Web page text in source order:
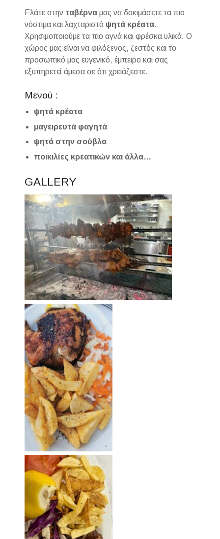
Ελάτε στην ταβέρνα μας να δοκιμάσετε τα πιο
νόστιμα και λαχταριστά ψητά κρέατα.
Χρησιμοποιούμε τα πιο αγνά και φρέσκα υλικά. Ο
χώρος μας είναι να φιλόξενος, ζεστός και το
προσωπικό μας ευγενικό, έμπειρο και σας
εξυπηρετεί άμεσα σε ότι χρειάζεστε.
Μενού :
ψητά κρέατα
μαγειρευτά φαγητά
ψητά στην σούβλα
ποικιλίες κρεατικών και άλλα…
GALLERY